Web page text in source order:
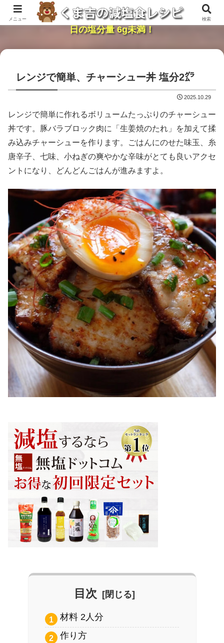
レンジで簡単・時短「くま吉の減塩食レシピ」１
日の塩分量 6g未満！
レンジで簡単、チャーシュー丼 塩分2㌘
2025.10.29
レンジで簡単に作れるボリュームたっぷりのチャーシュー
丼です。豚バラブロック肉に「生姜焼のたれ」を加えて揉
み込みチャーシューを作ります。ごはんにのせた味玉、糸
唐辛子、七味、小ねぎの爽やかな辛味がとても良いアクセ
ントになり、どんどんごはんが進みますよ。
目次
材料 2人分
作り方
メニュー 検索